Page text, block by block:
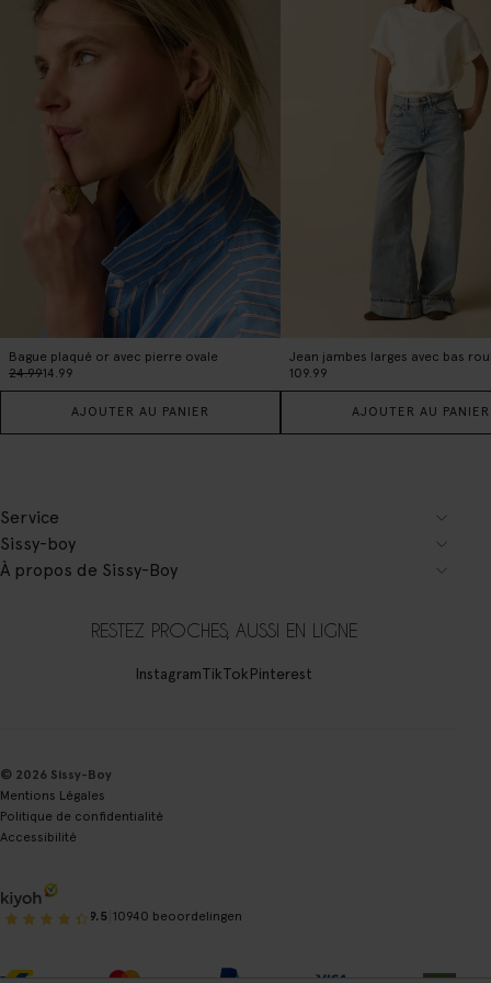
Bague plaqué or avec pierre ovale
24.9914.99
AJOUTER AU PANIER
109.99
AJOUTER AU PANIER
Service
Sissy-boy
À propos de Sissy-Boy
RESTEZ PROCHES, AUSSI EN LIGNE
InstagramTikTokPinterest
© 2026 Sissy-Boy
Mentions Légales
Politique de confidentialité
Accessibilité
9.5 10940 beoordelingen